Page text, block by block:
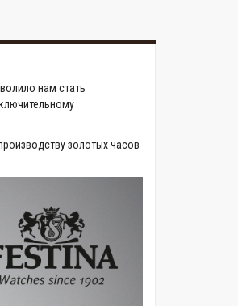
нам стать
золотых часов